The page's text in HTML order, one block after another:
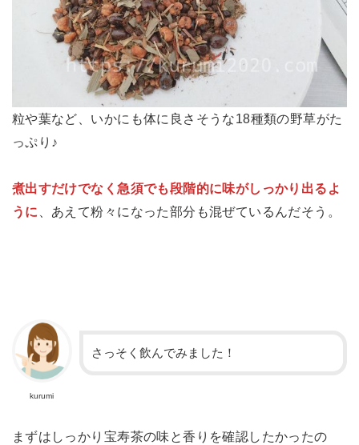
粒や葉など、いかにも体に良さそうな18種類の野草がた
っぷり♪
煮出すだけでなく急須でも段階的に味がしっかり出るよ
うに 、あえて粉々になった部分も混ぜているんだそう。
kurumi
さっそく飲んでみました！
まずはしっかり宝寿茶の味と香りを確認したかったの